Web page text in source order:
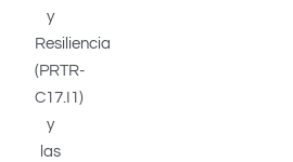
y
Resiliencia
(PRTR-
C17.I1)
y
las